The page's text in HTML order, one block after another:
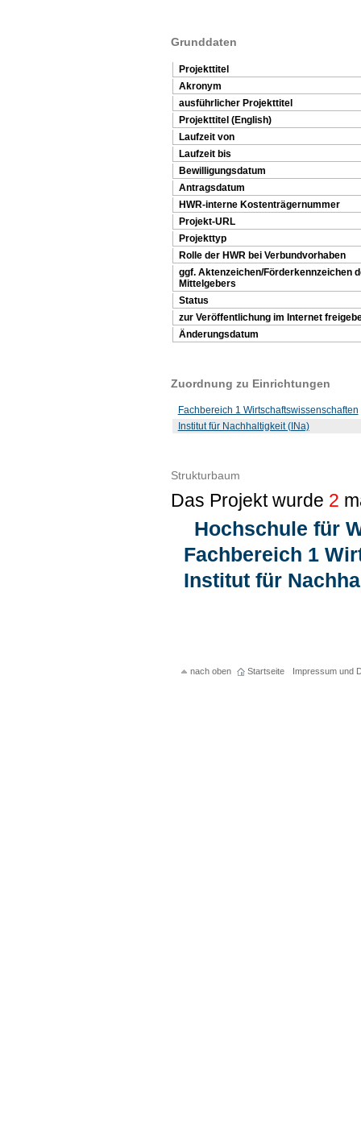
Grunddaten
Projekttitel
Akronym
ausführlicher Projekttitel
Projekttitel (English)
Laufzeit von
Laufzeit bis
Bewilligungsdatum
Antragsdatum
HWR-interne Kostenträgernummer
Projekt-URL
Projekttyp
Rolle der HWR bei Verbundvorhaben
ggf. Aktenzeichen/Förderkennzeichen
Mittelgebers
Status
zur Veröffentlichung im Internet
Änderungsdatum
Zuordnung zu Einrichtungen
Fachbereich 1 Wirtschaftswissenschaften
Institut für Nachhaltigkeit (INa)
Strukturbaum
Das Projekt wurde 2
Hochschule für
Fachbereich 1
Institut für
nach oben Startseite Impressum und